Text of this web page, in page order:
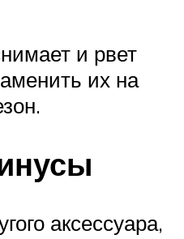
и рвет
их на
аксессуара,